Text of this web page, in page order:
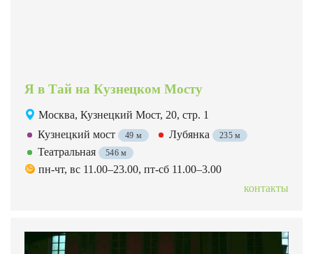
Я в Тай на Кузнецком Мосту
Москва, Кузнецкий Мост, 20, стр. 1
Кузнецкий мост
49 м Лубянка 235 м
Театральная 546 м
пн-чт, вс 11.00–23.00, пт-сб 11.00–3.00
контакты